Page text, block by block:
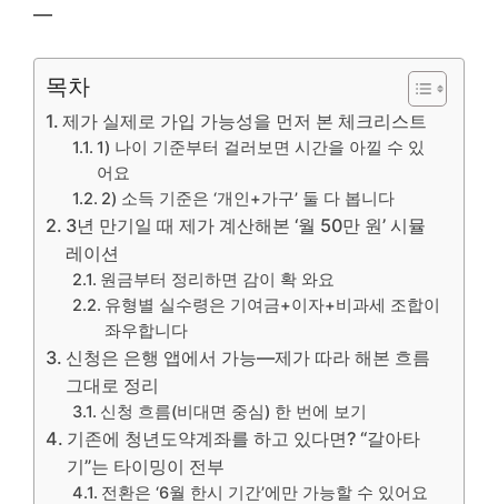
—
목차
제가 실제로 가입 가능성을 먼저 본 체크리스트
1) 나이 기준부터 걸러보면 시간을 아낄 수 있
어요
2) 소득 기준은 ‘개인+가구’ 둘 다 봅니다
3년 만기일 때 제가 계산해본 ‘월 50만 원’ 시뮬
레이션
원금부터 정리하면 감이 확 와요
유형별 실수령은 기여금+이자+비과세 조합이
좌우합니다
신청은 은행 앱에서 가능—제가 따라 해본 흐름
그대로 정리
신청 흐름(비대면 중심) 한 번에 보기
기존에 청년도약계좌를 하고 있다면? “갈아타
기”는 타이밍이 전부
전환은 ‘6월 한시 기간’에만 가능할 수 있어요